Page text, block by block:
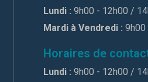
Lundi : 9h00 - 12h00 /
Mardi à Vendredi : 9h00
Horaires de
Lundi : 9h00 - 12h00 /